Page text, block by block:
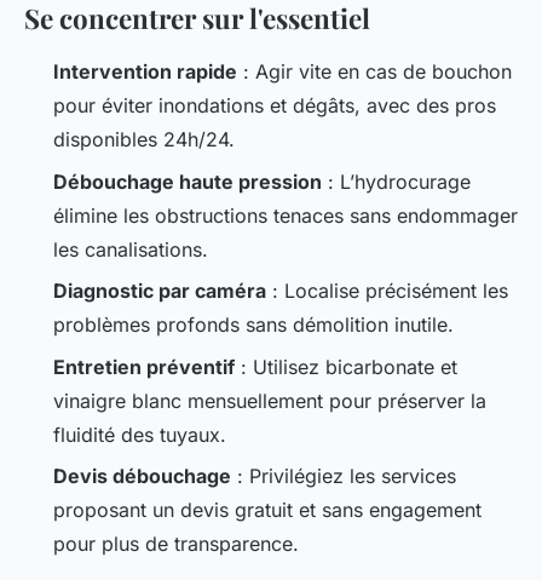
Se concentrer sur l'essentiel
Intervention rapide : Agir vite en cas de bouchon
pour éviter inondations et dégâts, avec des pros
disponibles 24h/24.
Débouchage haute pression : L’hydrocurage
élimine les obstructions tenaces sans endommager
les canalisations.
Diagnostic par caméra : Localise précisément les
problèmes profonds sans démolition inutile.
Entretien préventif : Utilisez bicarbonate et
vinaigre blanc mensuellement pour préserver la
fluidité des tuyaux.
Devis débouchage : Privilégiez les services
proposant un devis gratuit et sans engagement
pour plus de transparence.